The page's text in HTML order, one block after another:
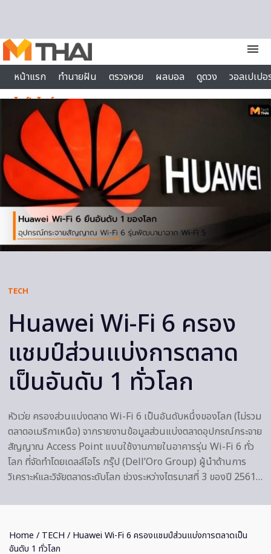
menu
หน้าแรก
ทำนายฝัน ตรวจหวย ผลบอล ดูดวง
วอลเปเป
ไลฟ์สไตล์
TECH
Huawei Wi-Fi 6 ครอง
แชมป์ส่วนแบ่งการตลาด
เป็นอันดับ 1 ทั่วโลก
หัวเว่ย ครองส่วนแบ่งตลาด Wi-Fi 6 เป็นอันดับหนึ่งของโลก (ไม่รวม
ตลาดอเมริกาเหนือ) จากรายงานข้อมูลส่วนแบ่งตลาดอุปกรณ์กระจาย
สัญญาณ Access Point แบบใช้งานภายในอาคารรุ่น Wi-Fi 6 ทั่ว
โลก ที่จัดทำโดยเดลล์โอโร กรุ๊ป (Dell’Oro Group) ผู้นำด้านการ
วิเคราะห์และวิจัยตลาดระดับโลก ช่วงระหว่างไตรมาสที่ 3 ของปี 2561…
Home / TECH / Huawei Wi-Fi 6 ครองแชมป์ส่วนแบ่งการตลาดเป็น
อันดับ 1 ทั่วโลก